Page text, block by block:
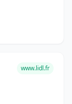
www.lidl.fr